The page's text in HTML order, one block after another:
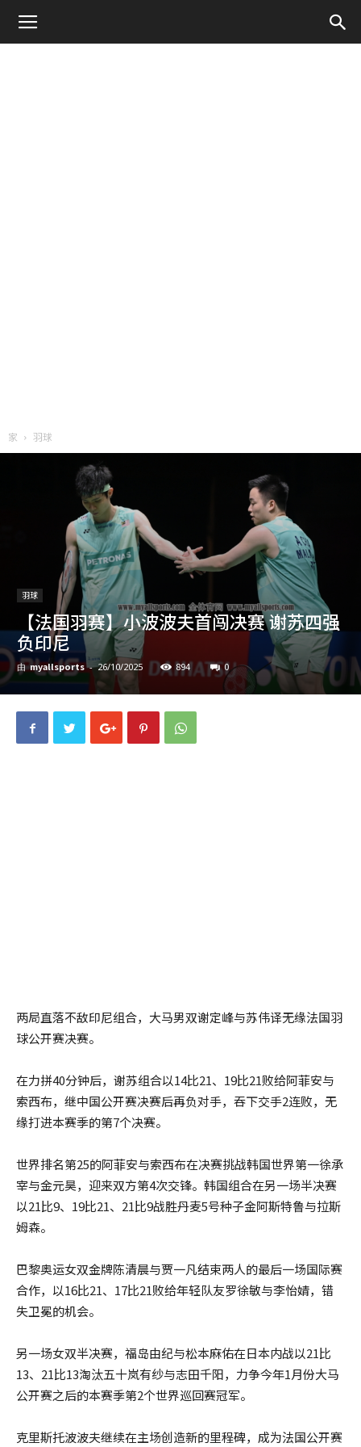
家 羽球
羽球
【法国羽赛】小波波夫首闯决赛 谢苏四强
负印尼
由 myallsports - 26/10/2025 894 0
两局直落不敌印尼组合，大马男双谢定峰与苏伟译无缘法国羽
球公开赛决赛。
在力拼40分钟后，谢苏组合以14比21、19比21败给阿菲安与
索西布，继中国公开赛决赛后再负对手，吞下交手2连败，无
缘打进本赛季的第7个决赛。
世界排名第25的阿菲安与索西布在决赛挑战韩国世界第一徐承
宰与金元昊，迎来双方第4次交锋。韩国组合在另一场半决赛
以21比9、19比21、21比9战胜丹麦5号种子金阿斯特鲁与拉斯
姆森。
巴黎奥运女双金牌陈清晨与贾一凡结束两人的最后一场国际赛
合作，以16比21、17比21败给年轻队友罗徐敏与李怡婧，错
失卫冕的机会。
另一场女双半决赛，福岛由纪与松本麻佑在日本内战以21比
13、21比13淘汰五十岚有纱与志田千阳，力争今年1月份大马
公开赛之后的本赛季第2个世界巡回赛冠军。
克里斯托波波夫继续在主场创造新的里程碑，成为法国公开赛